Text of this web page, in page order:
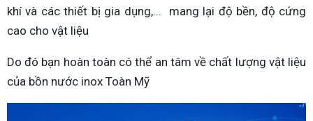
khí và các thiết bị gia dụng,... mang lại độ bền, độ cứng
cao cho vật liệu
Do đó bạn hoàn toàn có thể an tâm về chất lượng vật liệu
của bồn nước inox Toàn Mỹ